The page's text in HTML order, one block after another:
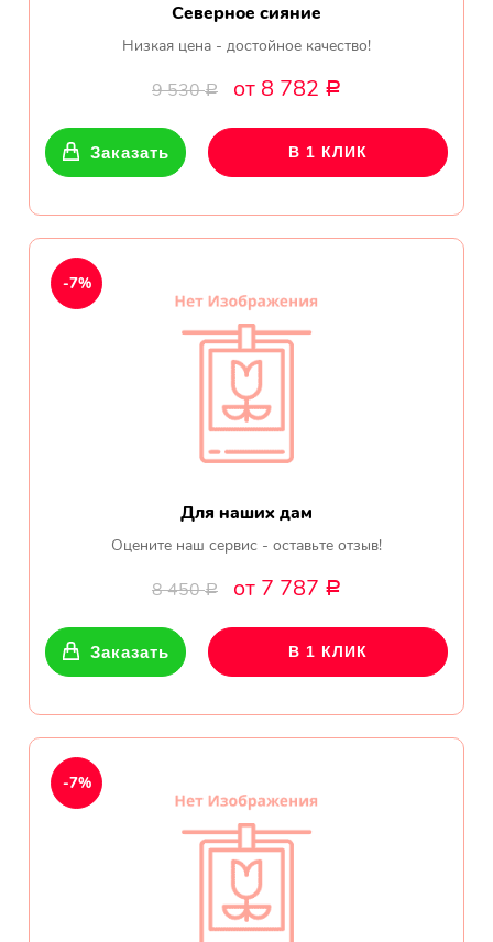
Северное сияние
Низкая цена - достойное качество!
9 530Р от 8 782 Р
Заказать В 1 КЛИК
Для наших дам
Оцените наш сервис - оставьте отзыв!
8 450Р от 7 787 Р
-7%
Заказать В 1 КЛИК
-7%